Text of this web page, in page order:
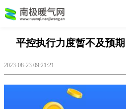
平控执行力度暂不及预
2023-08-23 09:21:21